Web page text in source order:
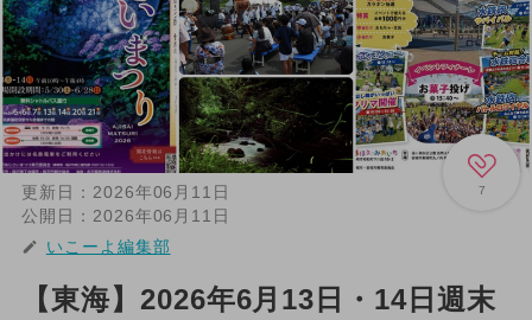
7
更新日： 2026年06月11日
公開日： 2026年06月11日
いこーよ編集部
【東海】2026年6月13日・14日週末